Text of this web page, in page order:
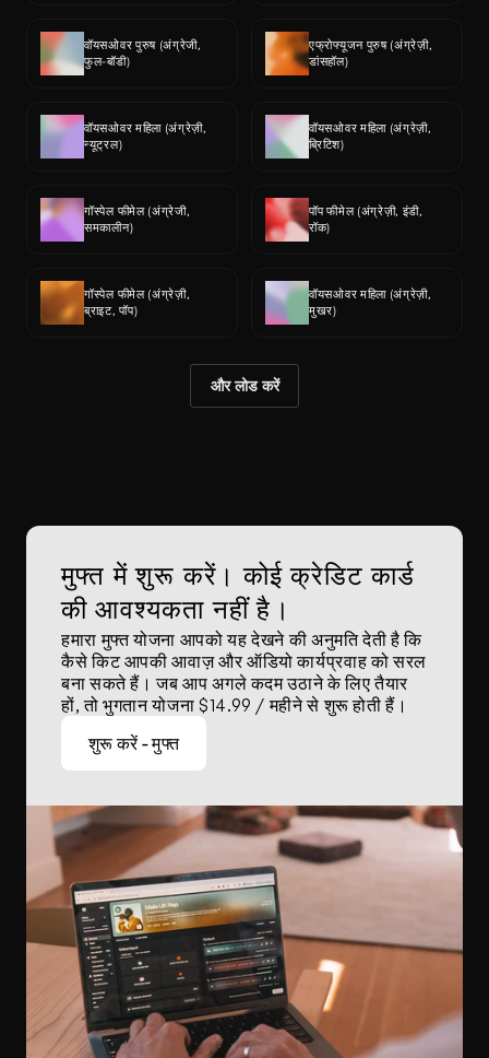
वॉयसओवर पुरुष (अंग्रेजी,
फुल-बॉडी)
एफ्रोफ्यूजन पुरुष (अंग्रेज़ी,
डांसहॉल)
वॉयसओवर महिला (अंग्रेज़ी,
न्यूट्रल)
वॉयसओवर महिला (अंग्रेज़ी,
ब्रिटिश)
गॉस्पेल फीमेल (अंग्रेजी,
समकालीन)
पॉप फीमेल (अंग्रेज़ी, इंडी,
रॉक)
गॉस्पेल फीमेल (अंग्रेज़ी,
ब्राइट, पॉप)
वॉयसओवर महिला (अंग्रेज़ी,
मुखर)
और लोड करें
मुफ्त में शुरू करें। कोई क्रेडिट कार्ड
की आवश्यकता नहीं है।
हमारा मुफ्त योजना आपको यह देखने की अनुमति देती है कि
कैसे किट आपकी आवाज़ और ऑडियो कार्यप्रवाह को सरल
बना सकते हैं। जब आप अगले कदम उठाने के लिए तैयार
हों, तो भुगतान योजना $14.99 / महीने से शुरू होती हैं।
शुरू करें - मुफ्त